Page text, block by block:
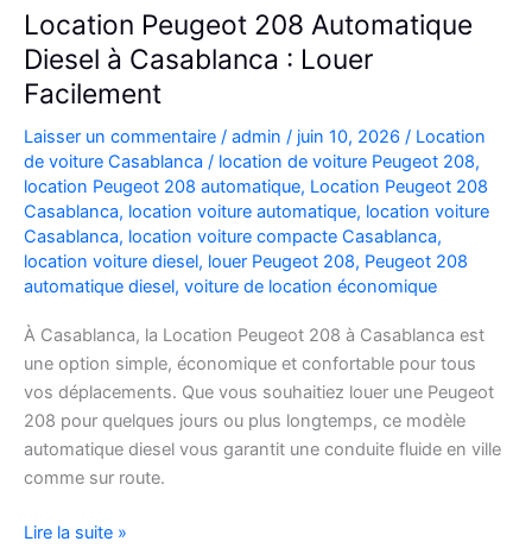
Location Peugeot 208 Automatique
Diesel à Casablanca : Louer
Facilement
Laisser un commentaire / admin / juin 10, 2026 / Location
de voiture Casablanca / location de voiture Peugeot 208,
location Peugeot 208 automatique, Location Peugeot 208
Casablanca, location voiture automatique, location voiture
Casablanca, location voiture compacte Casablanca,
location voiture diesel, louer Peugeot 208, Peugeot 208
automatique diesel, voiture de location économique
À Casablanca, la Location Peugeot 208 à Casablanca est
une option simple, économique et confortable pour tous
vos déplacements. Que vous souhaitiez louer une Peugeot
208 pour quelques jours ou plus longtemps, ce modèle
automatique diesel vous garantit une conduite fluide en ville
comme sur route.
Location
Lire la suite »